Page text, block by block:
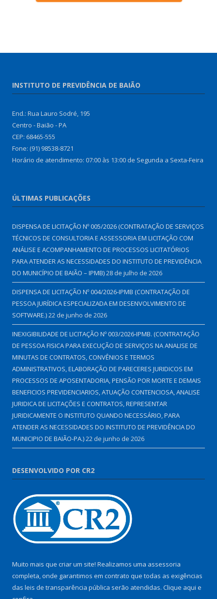
INSTITUTO DE PREVIDÊNCIA DE BAIÃO
End.: Rua Lauro Sodré, 195
Centro - Baião - PA
CEP: 68465-555
Fone: (91) 98538-8721
Horário de atendimento: 07:00 às 13:00 de Segunda a Sexta-Feira
ÚLTIMAS PUBLICAÇÕES
DISPENSA DE LICITAÇÃO Nº 005/2026 (CONTRATAÇÃO DE SERVIÇOS
TÉCNICOS DE CONSULTORIA E ASSESSORIA EM LICITAÇÃO COM
ANÁLISE E ACOMPANHAMENTO DE PROCESSOS LICITATÓRIOS
PARA ATENDER AS NECESSIDADES DO INSTITUTO DE PREVIDÊNCIA
DO MUNICÍPIO DE BAIÃO – IPMB)28 de julho de 2026
DISPENSA DE LICITAÇÃO Nº 004/2026-IPMB (CONTRATAÇÃO DE
PESSOA JURÍDICA ESPECIALIZADA EM DESENVOLVIMENTO DE
SOFTWARE.)22 de junho de 2026
INEXIGIBILIDADE DE LICITAÇÃO Nº 003/2026-IPMB. (CONTRATAÇÃO
DE PESSOA FISICA PARA EXECUÇÃO DE SERVIÇOS NA ANALISE DE
MINUTAS DE CONTRATOS, CONVÊNIOS E TERMOS
ADMINISTRATIVOS, ELABORAÇÃO DE PARECERES JURIDICOS EM
PROCESSOS DE APOSENTADORIA, PENSÃO POR MORTE E DEMAIS
BENEFICIOS PREVIDENCIARIOS, ATUAÇÃO CONTENCIOSA, ANALISE
JURIDICA DE LICITAÇÕES E CONTRATOS, REPRESENTAR
JURIDICAMENTE O INSTITUTO QUANDO NECESSÁRIO, PARA
ATENDER AS NECESSIDADES DO INSTITUTO DE PREVIDÊNCIA DO
MUNICIPIO DE BAIÃO-PA.)22 de junho de 2026
DESENVOLVIDO POR CR2
Muito mais que criar um site! Realizamos uma assessoria
completa, onde garantimos em contrato que todas as exigências
das leis de transparência pública serão atendidas. Clique aqui e